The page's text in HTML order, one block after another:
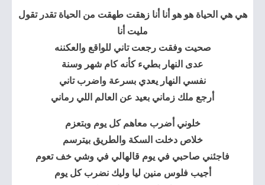
هي هي الحياة هو هو أنا أنا زهقت طهقت من الحياة تقدر تقول
مليت أنا
صحيت وفقت رجعت تاني للواقع والعكننه
عدى النهار بطيء كأنه كام شهر وسنة
نفسي النهار يعدي بسرعة واضرب تاني
أرجع ملك زماني بعيد عن العالم اللي رماني
خلوني أضرب معاهم كل يوم وبتعزم
خلاص دخلت السكة والطريق بيترسم
فاجئني صاحبي في يوم قالهالي في وشي خف تعوم
أجيب فلوس منين ليا وليك نضرب كل يوم